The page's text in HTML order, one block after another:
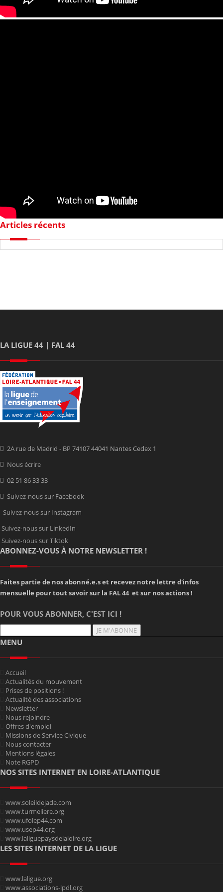
Articles récents
LA LIGUE 44 | FAL 44
2A rue de Madrid - BP 74107 44041 Nantes Cedex 1
Nous écrire
02 51 86 33 33
Suivez-nous sur Facebook
Suivez-nous sur Instagram
Suivez-nous sur LinkedIn
Suivez-nous sur Tiktok
ABONNEZ-VOUS À NOTRE NEWSLETTER !
Faites partie de nos abonné.e.s et recevez notre lettre d'infos
mensuelle pour tout savoir sur la FAL 44 et sur nos actions !
POUR VOUS ABONNER, C'EST ICI !
JE M'ABONNE
MENU
Accueil
Actualités du mouvement
Prises de positions !
Actualité des associations
Newsletter
Nous rejoindre
Offres d'emploi
Missions de Service Civique
Nous contacter
Mentions légales
Note RGPD
NOS SITES INTERNET EN LOIRE-ATLANTIQUE
www.soleildejade.com
www.turmeliere.org
www.ufolep44.com
www.usep44.org
www.laliguepaysdelaloire.org
LES SITES INTERNET DE LA LIGUE
www.laligue.org
www.associations-lpdl.org